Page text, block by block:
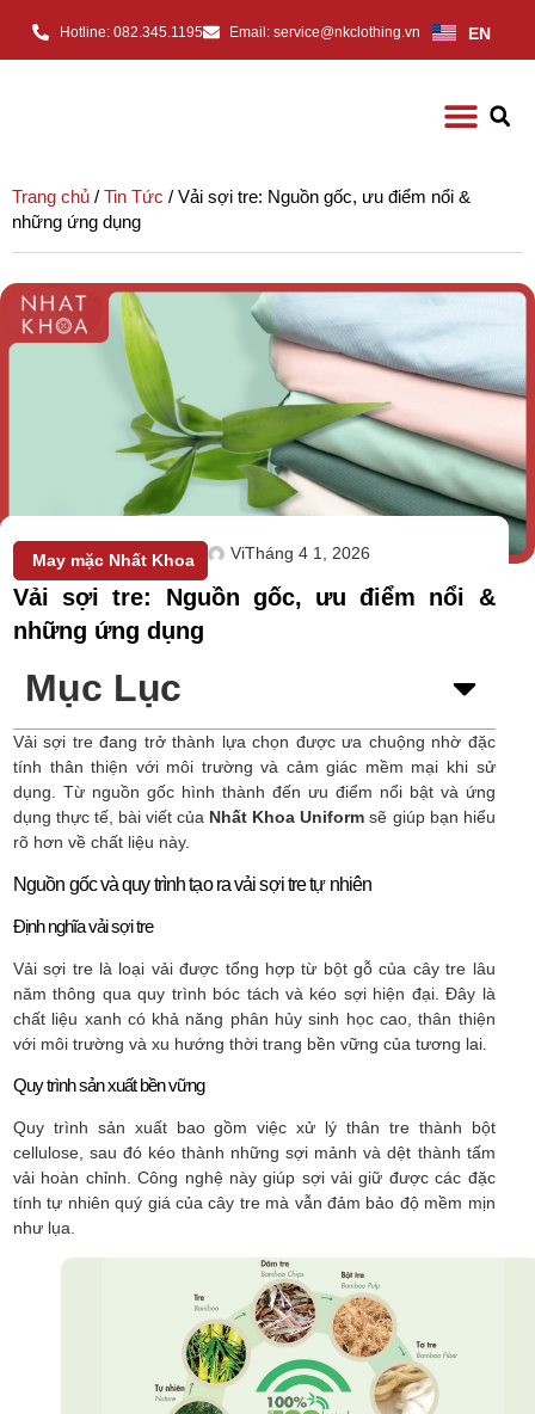
Hotline: 082.345.1195 Email: service@nkclothing.vn EN
Trang chủ / Tin Tức / Vải sợi tre: Nguồn gốc, ưu điểm nổi &
những ứng dụng
May mặc Nhất Khoa ViTháng 4 1, 2026
Vải sợi tre: Nguồn gốc, ưu điểm nổi &
những ứng dụng
Mục Lục
Vải sợi tre đang trở thành lựa chọn được ưa chuộng nhờ đặc
tính thân thiện với môi trường và cảm giác mềm mại khi sử
dụng. Từ nguồn gốc hình thành đến ưu điểm nổi bật và ứng
dụng thực tế, bài viết của Nhất Khoa Uniform sẽ giúp bạn hiểu
rõ hơn về chất liệu này.
Nguồn gốc và quy trình tạo ra vải sợi tre tự nhiên
Định nghĩa vải sợi tre
Vải sợi tre là loại vải được tổng hợp từ bột gỗ của cây tre lâu
năm thông qua quy trình bóc tách và kéo sợi hiện đại. Đây là
chất liệu xanh có khả năng phân hủy sinh học cao, thân thiện
với môi trường và xu hướng thời trang bền vững của tương lai.
Quy trình sản xuất bền vững
Quy trình sản xuất bao gồm việc xử lý thân tre thành bột
cellulose, sau đó kéo thành những sợi mảnh và dệt thành tấm
vải hoàn chỉnh. Công nghệ này giúp sợi vải giữ được các đặc
tính tự nhiên quý giá của cây tre mà vẫn đảm bảo độ mềm mịn
như lụa.